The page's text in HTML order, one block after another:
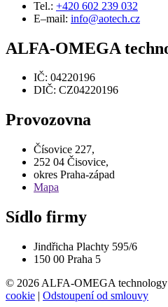
Tel.: +420 602 239 032
E–mail: info@aotech.cz
ALFA-OMEGA
IČ: 04220196
DIČ: CZ04220196
Provozovna
Čísovice 227,
252 04 Čisovice,
okres Praha-západ
Mapa
Sídlo firmy
Jindřicha Plachty 595/6
150 00 Praha 5
© 2026 ALFA-OMEGA technology
cookie | Odstoupení od smlouvy